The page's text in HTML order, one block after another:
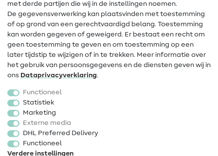
Wijziging van eigenaar
FAQ
Herroepingsrecht
Populair
Fournituren
Sale
met derde partijen die wij in de instellingen noemen.
De gegevensverwerking kan plaatsvinden met toestemming
of op grond van een gerechtvaardigd belang. Toestemming
kan worden gegeven of geweigerd. Er bestaat een recht om
geen toestemming te geven en om toestemming op een
later tijdstip te wijzigen of in te trekken. Meer informatie over
het gebruik van persoonsgegevens en de diensten geven wij in
ons Data­privacy­verklaring.
Functioneel
Statistiek
Marketing
Externe media
DHL Preferred Delivery
Functioneel
Verdere instellingen